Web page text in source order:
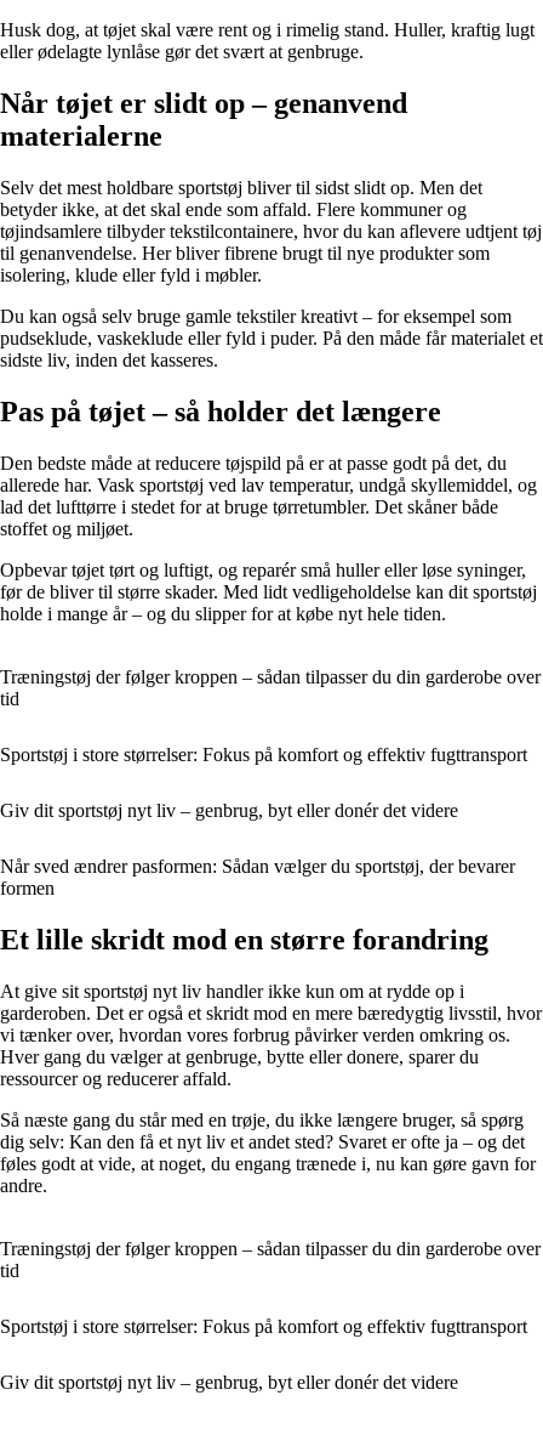
Husk dog, at tøjet skal være rent og i rimelig stand. Huller, kraftig lugt
eller ødelagte lynlåse gør det svært at genbruge.
Når tøjet er slidt op – genanvend
materialerne
Selv det mest holdbare sportstøj bliver til sidst slidt op. Men det
betyder ikke, at det skal ende som affald. Flere kommuner og
tøjindsamlere tilbyder tekstilcontainere, hvor du kan aflevere udtjent tøj
til genanvendelse. Her bliver fibrene brugt til nye produkter som
isolering, klude eller fyld i møbler.
Du kan også selv bruge gamle tekstiler kreativt – for eksempel som
pudseklude, vaskeklude eller fyld i puder. På den måde får materialet et
sidste liv, inden det kasseres.
Pas på tøjet – så holder det længere
Den bedste måde at reducere tøjspild på er at passe godt på det, du
allerede har. Vask sportstøj ved lav temperatur, undgå skyllemiddel, og
lad det lufttørre i stedet for at bruge tørretumbler. Det skåner både
stoffet og miljøet.
Opbevar tøjet tørt og luftigt, og reparér små huller eller løse syninger,
før de bliver til større skader. Med lidt vedligeholdelse kan dit sportstøj
holde i mange år – og du slipper for at købe nyt hele tiden.
Træningstøj der følger kroppen – sådan tilpasser du din garderobe over
tid
Sportstøj i store størrelser: Fokus på komfort og effektiv fugttransport
Giv dit sportstøj nyt liv – genbrug, byt eller donér det videre
Når sved ændrer pasformen: Sådan vælger du sportstøj, der bevarer
formen
Et lille skridt mod en større forandring
At give sit sportstøj nyt liv handler ikke kun om at rydde op i
garderoben. Det er også et skridt mod en mere bæredygtig livsstil, hvor
vi tænker over, hvordan vores forbrug påvirker verden omkring os.
Hver gang du vælger at genbruge, bytte eller donere, sparer du
ressourcer og reducerer affald.
Så næste gang du står med en trøje, du ikke længere bruger, så spørg
dig selv: Kan den få et nyt liv et andet sted? Svaret er ofte ja – og det
føles godt at vide, at noget, du engang trænede i, nu kan gøre gavn for
andre.
Træningstøj der følger kroppen – sådan tilpasser du din garderobe over
tid
Sportstøj i store størrelser: Fokus på komfort og effektiv fugttransport
Giv dit sportstøj nyt liv – genbrug, byt eller donér det videre